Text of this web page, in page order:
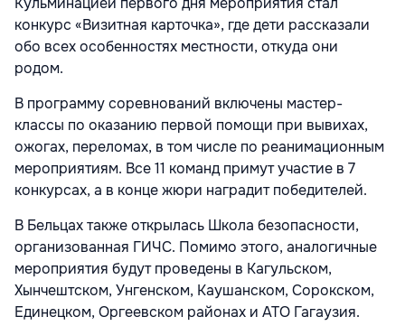
конкурс «Визитная карточка», где дети рассказали
обо всех особенностях местности, откуда они
родом.
В программу соревнований включены мастер-
классы по оказанию первой помощи при вывихах,
ожогах, переломах, в том числе по реанимационным
мероприятиям. Все 11 команд примут участие в 7
конкурсах, а в конце жюри наградит победителей.
В Бельцах также открылась Школа безопасности,
организованная ГИЧС. Помимо этого, аналогичные
мероприятия будут проведены в Кагульском,
Хынчештском, Унгенском, Каушанском, Сорокском,
Единецком, Оргеевском районах и АТО Гагаузия.